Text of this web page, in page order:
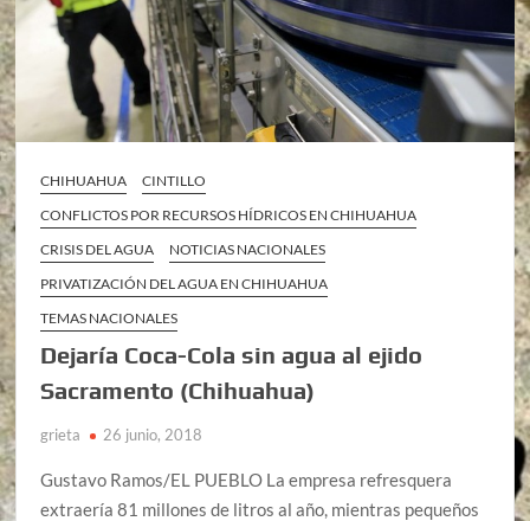
CHIHUAHUA
CINTILLO
CONFLICTOS POR RECURSOS HÍDRICOS EN CHIHUAHUA
CRISIS DEL AGUA
NOTICIAS NACIONALES
PRIVATIZACIÓN DEL AGUA EN CHIHUAHUA
TEMAS NACIONALES
Dejaría Coca-Cola sin agua al ejido
Sacramento (Chihuahua)
grieta 26 junio, 2018
Gustavo Ramos/EL PUEBLO La empresa refresquera
extraería 81 millones de litros al año, mientras pequeños